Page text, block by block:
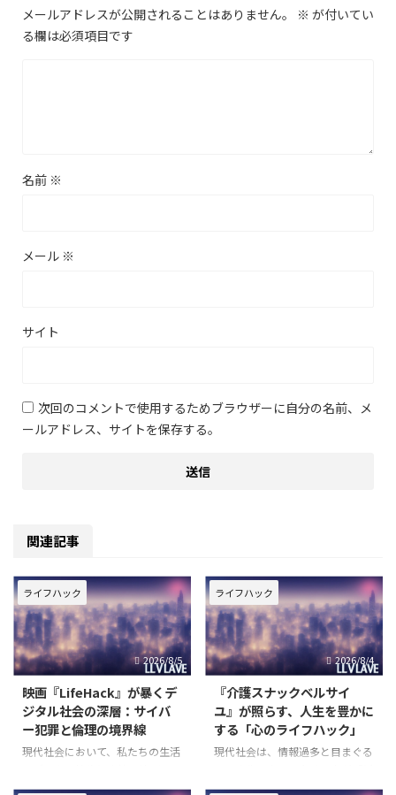
メールアドレスが公開されることはありません。 ※ が付いてい
る欄は必須項目です
名前 ※
メール ※
サイト
次回のコメントで使用するためブラウザーに自分の名前、メ
ールアドレス、サイトを保存する。
関連記事
ライフハック
2026/8/5
映画『LifeHack』が暴くデ
ジタル社会の深層：サイバ
ー犯罪と倫理の境界線
現代社会において、私たちの生活
ています。スマートフォン一つで
ライフハック
2026/8/4
『介護スナックベルサイ
ユ』が照らす、人生を豊かに
する「心のライフハック」
現代社会は、情報過多と目まぐる
う生きるべきか」「どのように心